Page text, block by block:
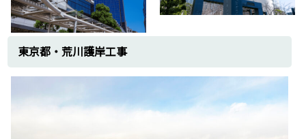
東京都・荒川護岸工事